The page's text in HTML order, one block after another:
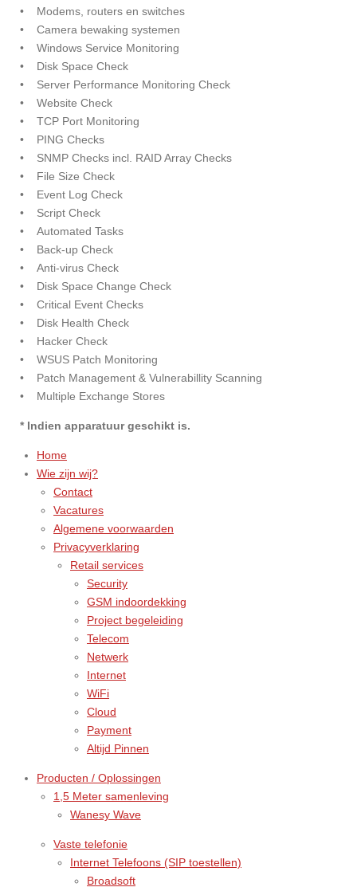
• Modems, routers en switches
• Camera bewaking systemen
• Windows Service Monitoring
• Disk Space Check
• Server Performance Monitoring Check
• Website Check
• TCP Port Monitoring
• PING Checks
• SNMP Checks incl. RAID Array Checks
• File Size Check
• Event Log Check
• Script Check
• Automated Tasks
• Back-up Check
• Anti-virus Check
• Disk Space Change Check
• Critical Event Checks
• Disk Health Check
• Hacker Check
• WSUS Patch Monitoring
• Patch Management & Vulnerabillity Scanning
• Multiple Exchange Stores
* Indien apparatuur geschikt is.
Home
Wie zijn wij?
Contact
Vacatures
Algemene voorwaarden
Privacyverklaring
Retail services
Security
GSM indoordekking
Project begeleiding
Telecom
Netwerk
Internet
WiFi
Cloud
Payment
Altijd Pinnen
Producten / Oplossingen
1,5 Meter samenleving
Wanesy Wave
Vaste telefonie
Internet Telefoons (SIP toestellen)
Broadsoft